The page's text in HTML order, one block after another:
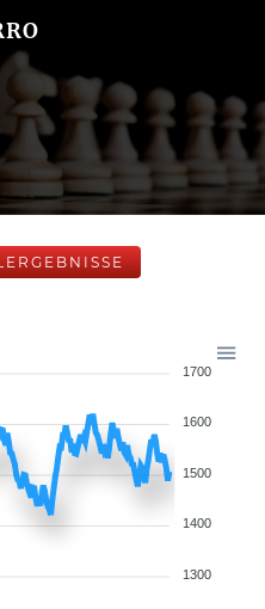
1700
1600
1500
1400
1300